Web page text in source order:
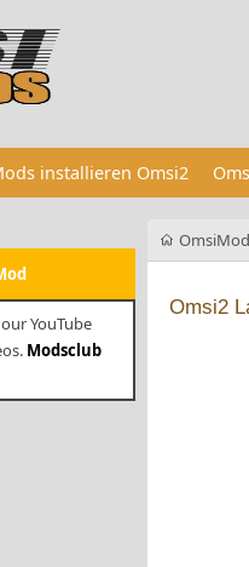
installieren Omsi2
YouTube
Modsclub
Omsi2